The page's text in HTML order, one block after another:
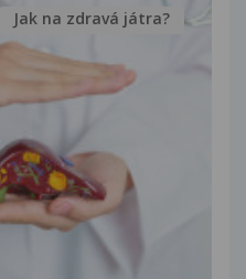
Jak na zdravá játra?